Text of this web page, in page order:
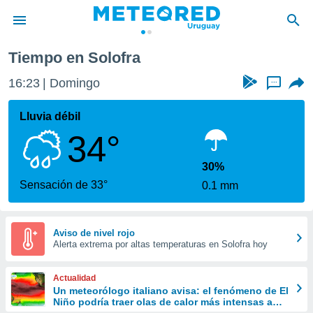
de
ha
para
que se
calidad.
a este
las
y
forma
digital
basada
Tiempo en Solofra
16:23 Domingo ...
Lluvia débil
34°
Sensación de 33°
30%
0.1 mm
Aviso de nivel rojo
Alerta extrema por altas temperaturas en Solofra hoy
Actualidad
Un meteorólogo italiano avisa: el fenómeno de El
Niño podría traer olas de calor más intensas a